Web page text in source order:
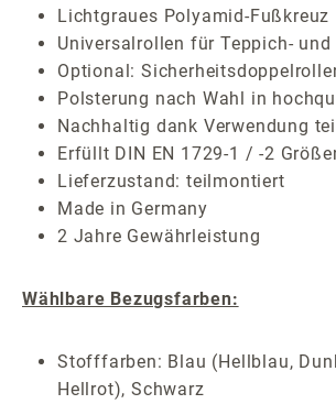
Lichtgraues Polyamid-Fußkreuz
Universalrollen für Teppich- und
Optional:
Polsterung nach Wahl in
Nachhaltig dank Verwendung
Erfüllt DIN EN 1729-1 / -2
Lieferzustand: teilmontiert
Made in Germany
2 Jahre Gewährleistung
Wählbare Bezugsfarben:
Stofffarben: Blau (Hellblau,
Hellrot), Schwarz